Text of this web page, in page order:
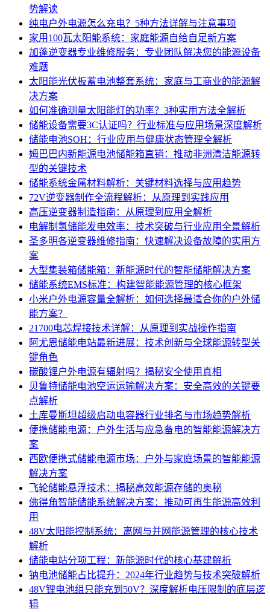
势解读
纯电户外电源怎么充电？5种方法详解与注意事项
家用100瓦太阳能系统：家庭能源自给自足新方案
加蓬逆变器专业维修服务：专业团队解决您的能源设备
难题
太阳能光伏板蓄电池整套系统：家庭与工商业的能源解
决方案
如何准确测量太阳能灯的功率？3种实用方法全解析
储能设备需要3C认证吗？行业标准与应用场景深度解析
储能电池SOH：行业应用与健康状态管理全解析
姆巴巴内新能源电池储能箱直销：推动非洲清洁能源转
型的关键技术
储能系统金属材料解析：关键材料选择与应用趋势
72V逆变器制作全流程解析：从原理到实践应用
高压逆变器制造指南：从原理到应用全解析
电解制氢储能发电效率：技术突破与行业应用全景解析
圣多明各逆变器维修指南：快速解决设备故障的实用方
案
大型集装箱储能箱：新能源时代的智能储能解决方案
储能系统EMS标准：构建智能能源管理的核心框架
小米户外电源容量全解析：如何选择最适合你的户外储
能方案？
21700电芯焊接技术详解：从原理到实战操作指南
阿尤恩储能电站最新进展：技术创新与全球能源转型关
键角色
碳酸锂户外电源有辐射吗？揭秘安全使用真相
贝鲁特储能电池空运运输解决方案：安全高效的关键要
点解析
土库曼斯坦超级启动电容器行业排名与市场趋势解析
便携储能电源：户外生活与应急备电的智能能源解决方
案
西欧便携式储能电源市场：户外与家庭场景的智能能源
解决方案
飞轮储能悬浮技术：揭秘高效能源存储的奥秘
佛得角智能储能系统解决方案：推动可再生能源高效利
用
48V太阳能控制系统：离网与并网能源管理的核心技术
解析
储能电站分项工程：新能源时代的核心基建解析
钠电池储能占比提升：2024年行业趋势与技术突破解析
48V锂电池组只能充到50V？深度解析电压限制的底层逻
辑